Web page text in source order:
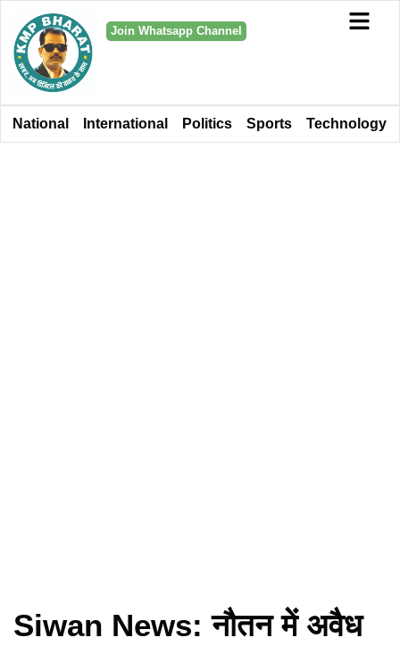
Join Whatsapp Channel
National International Politics Sports Technology
Siwan News: नौतन में अवैध